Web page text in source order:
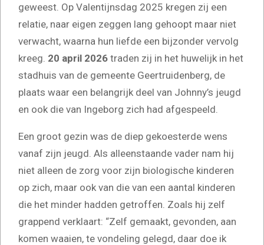
geweest. Op Valentijnsdag 2025 kregen zij een
relatie, naar eigen zeggen lang gehoopt maar niet
verwacht, waarna hun liefde een bijzonder vervolg
kreeg. 20 april 2026 traden zij in het huwelijk in het
stadhuis van de gemeente Geertruidenberg, de
plaats waar een belangrijk deel van Johnny’s jeugd
en ook die van Ingeborg zich had afgespeeld.
Een groot gezin was de diep gekoesterde wens
vanaf zijn jeugd. Als alleenstaande vader nam hij
niet alleen de zorg voor zijn biologische kinderen
op zich, maar ook van die van een aantal kinderen
die het minder hadden getroffen. Zoals hij zelf
grappend verklaart: “Zelf gemaakt, gevonden, aan
komen waaien, te vondeling gelegd, daar doe ik